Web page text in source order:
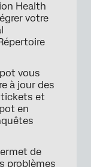
Health
votre
vous
à jour des
tickets et
en
de
problèmes